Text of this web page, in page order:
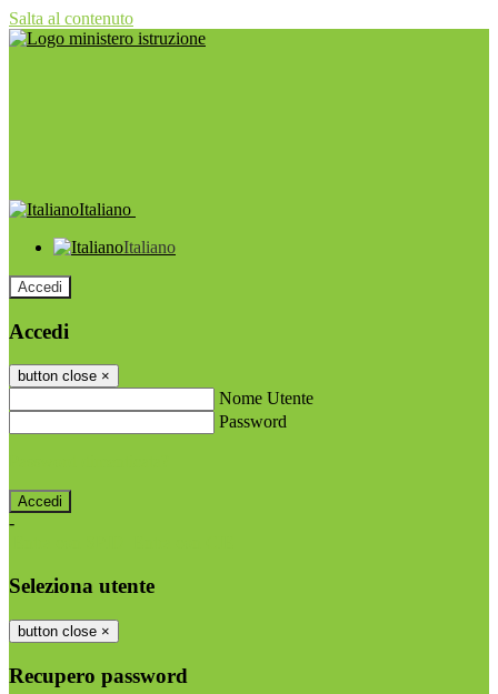
Salta al contenuto
Italiano
Italiano
Accedi
Accedi
button close ×
Nome Utente
Password
-
Seleziona utente
button close ×
Recupero password